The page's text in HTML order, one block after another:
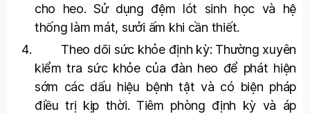
cho heo. Sử dụng đệm lót sinh học và hệ
thống làm mát, sưởi ấm khi cần thiết.
Theo dõi sức khỏe định kỳ: Thường xuyên
kiểm tra sức khỏe của đàn heo để phát hiện
sớm các dấu hiệu bệnh tật và có biện pháp
điều trị kịp thời. Tiêm phòng định kỳ và áp